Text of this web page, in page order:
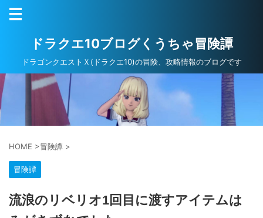
ドラクエ10ブログくうちゃ冒険譚
ドラゴンクエストＸ(ドラクエ10)の冒険、攻略情報のブログです
HOME >冒険譚 >
冒険譚
流浪のリベリオ1回目に渡すアイテムは